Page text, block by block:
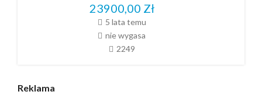
23900,00 Zł
5 lata temu
nie wygasa
2249
Reklama